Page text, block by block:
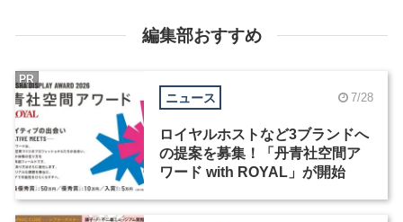
編集部おすすめ
ニュース 7/28
ロイヤルホストなど3ブランドへ
の提案を募集！「丹青社空間ア
ワード with ROYAL」が開始
PR